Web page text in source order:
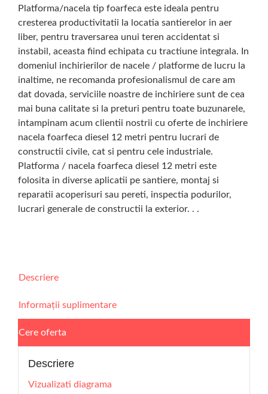
Platforma/nacela tip foarfeca este ideala pentru
cresterea productivitatii la locatia santierelor in aer
liber, pentru traversarea unui teren accidentat si
instabil, aceasta fiind echipata cu tractiune integrala. In
domeniul inchirierilor de nacele / platforme de lucru la
inaltime, ne recomanda profesionalismul de care am
dat dovada, serviciile noastre de inchiriere sunt de cea
mai buna calitate si la preturi pentru toate buzunarele,
intampinam acum clientii nostrii cu oferte de inchiriere
nacela foarfeca diesel 12 metri pentru lucrari de
constructii civile, cat si pentru cele industriale.
Platforma / nacela foarfeca diesel 12 metri este
folosita in diverse aplicatii pe santiere, montaj si
reparatii acoperisuri sau pereti, inspectia podurilor,
lucrari generale de constructii la exterior. . .
Descriere
Informații suplimentare
Cere oferta
Descriere
Vizualizati diagrama